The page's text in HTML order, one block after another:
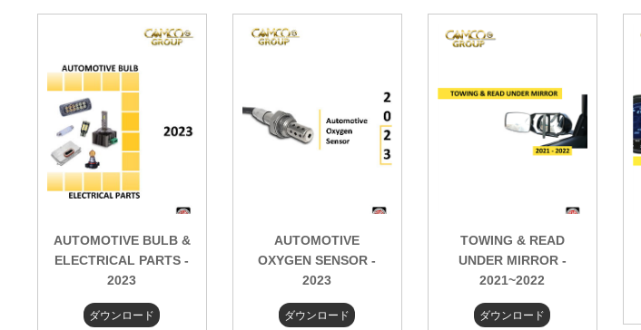
AUTOMOTIVE BULB &
ELECTRICAL PARTS -
2023
ダウンロード
AUTOMOTIVE
OXYGEN SENSOR -
2023
ダウンロード
TOWING & READ
UNDER MIRROR -
2021~2022
ダウンロード